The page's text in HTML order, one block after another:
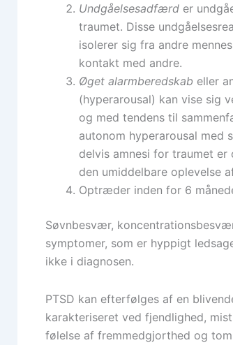
Undgåelsesadfærd er
traumet. Disse
isolerer sig fra andre
kontakt med andre.
Øget alarmberedskab eller
(hyperarousal) kan vise sig
og med tendens til
autonom hyperarousal med
delvis amnesi for traumet
den umiddelbare oplevelse
Optræder inden for 6
Søvnbesvær,
symptomer, som er hyppigt
ikke i diagnosen.
PTSD kan efterfølges af en
karakteriseret ved fjendlighed,
følelse af fremmedgjorthed og